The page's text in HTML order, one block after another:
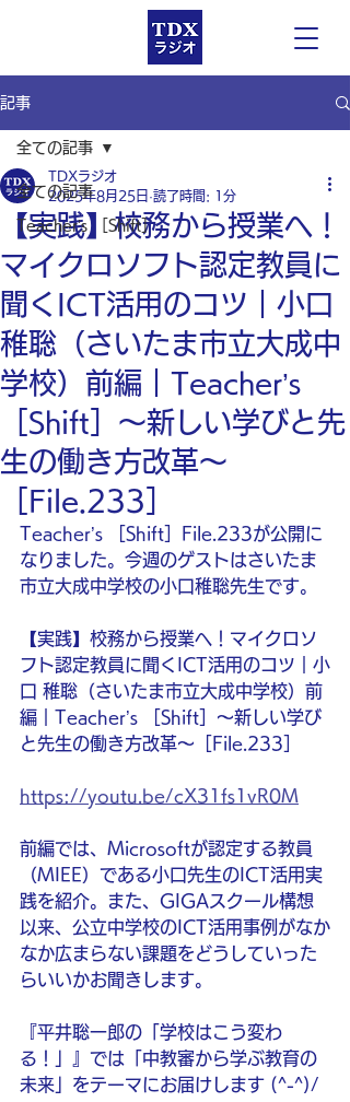
記事
全ての記事
Teacher’s ［Shift］
全ての記事
【実践】校務から授業へ！
マイクロソフト認定教員に
聞くICT活用のコツ｜小口
稚聡（さいたま市立大成中
学校）前編｜Teacher’s
［Shift］〜新しい学びと先
生の働き方改革〜
［File.233］
TDXラジオ
2025年8月25日 読了時間: 1分
Teacher’s ［Shift］File.233が公開に
なりました。今週のゲストはさいたま
市立大成中学校の小口稚聡先生です。
【実践】校務から授業へ！マイクロソ
フト認定教員に聞くICT活用のコツ｜小
口 稚聡（さいたま市立大成中学校）前
編｜Teacher’s ［Shift］〜新しい学び
と先生の働き方改革〜［File.233］
https://youtu.be/cX31fs1vR0M
前編では、Microsoftが認定する教員
（MIEE）である小口先生のICT活用実
践を紹介。また、GIGAスクール構想
以来、公立中学校のICT活用事例がなか
なか広まらない課題をどうしていった
らいいかお聞きします。
『平井聡一郎の「学校はこう変わ
る！」』では「中教審から学ぶ教育の
未来」をテーマにお届けします (^-^)/